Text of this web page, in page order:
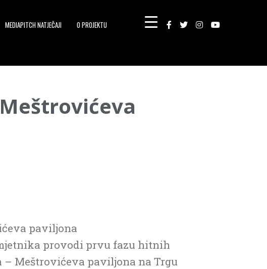
MEDIAPITCH NATJEČAJI O PROJEKTU
paviljona
provodi prvu fazu hitnih
Meštrovićeva paviljona na Trgu